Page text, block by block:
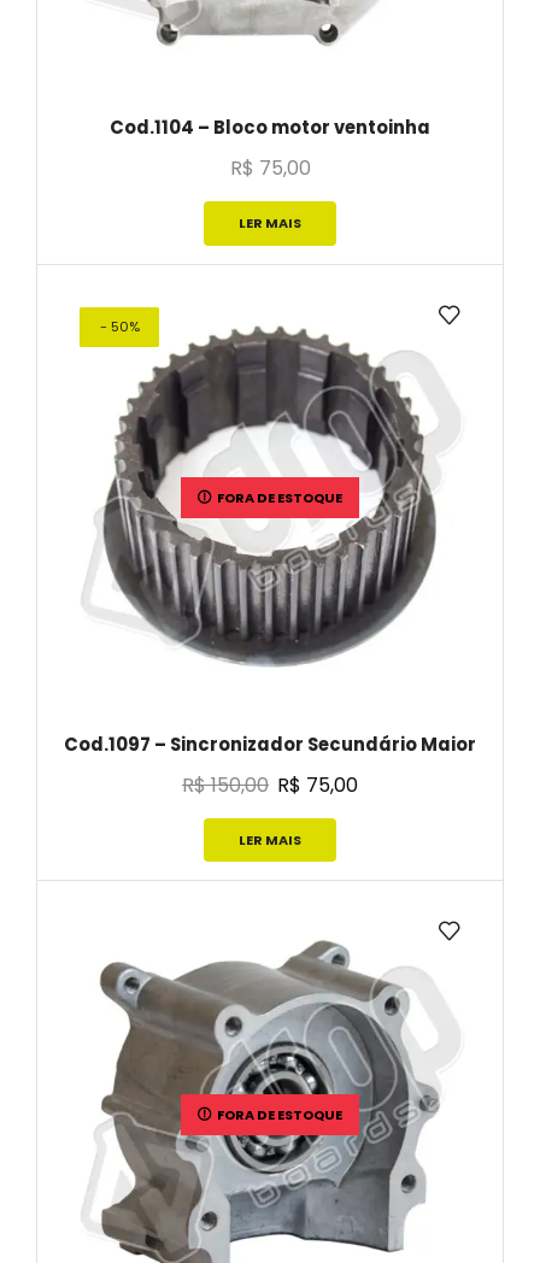
Cod.1104 – Bloco motor ventoinha
R$ 75,00
LER MAIS
- 50%
FORA DE ESTOQUE
Cod.1097 – Sincronizador Secundário Maior
R$150,00 R$ 75,00
LER MAIS
FORA DE ESTOQUE